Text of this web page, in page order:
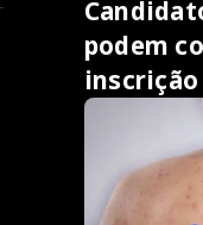
podem
inscrição